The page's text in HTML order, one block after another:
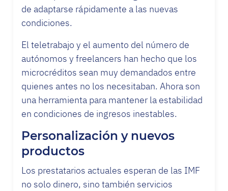
de adaptarse rápidamente a las nuevas
condiciones.
El teletrabajo y el aumento del número de
autónomos y freelancers han hecho que los
microcréditos sean muy demandados entre
quienes antes no los necesitaban. Ahora son
una herramienta para mantener la estabilidad
en condiciones de ingresos inestables.
Personalización y nuevos
productos
Los prestatarios actuales esperan de las IMF
no solo dinero, sino también servicios